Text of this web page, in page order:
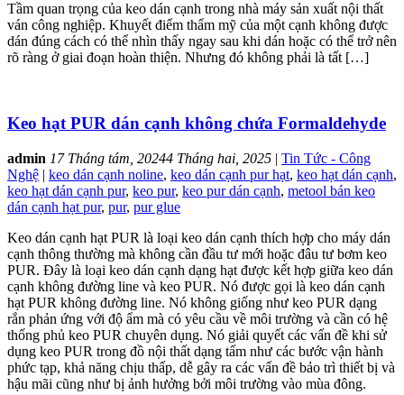
Tầm quan trọng của keo dán cạnh trong nhà máy sản xuất nội thất
ván công nghiệp. Khuyết điểm thẩm mỹ của một cạnh không được
dán đúng cách có thể nhìn thấy ngay sau khi dán hoặc có thể trở nên
rõ ràng ở giai đoạn hoàn thiện. Nhưng đó không phải là tất […]
Keo hạt PUR dán cạnh không chứa Formaldehyde
admin 17 Tháng tám, 20244 Tháng hai, 2025 | Tin Tức - Công
Nghệ | keo dán cạnh noline, keo dán cạnh pur hạt, keo hạt dán cạnh,
keo hạt dán cạnh pur, keo pur, keo pur dán cạnh, metool bán keo
dán cạnh hạt pur, pur, pur glue
Keo dán cạnh hạt PUR là loại keo dán cạnh thích hợp cho máy dán
cạnh thông thường mà không cần đầu tư mới hoặc đâu tư bơm keo
PUR. Đây là loại keo dán cạnh dạng hạt được kết hợp giữa keo dán
cạnh không đường line và keo PUR. Nó được gọi là keo dán cạnh
hạt PUR không đường line. Nó không giống như keo PUR dạng
rắn phản ứng với độ ẩm mà có yêu cầu về môi trường và cần có hệ
thống phủ keo PUR chuyên dụng. Nó giải quyết các vấn đề khi sử
dụng keo PUR trong đồ nội thất dạng tấm như các bước vận hành
phức tạp, khả năng chịu thấp, dễ gây ra các vấn đề bảo trì thiết bị và
hậu mãi cũng như bị ảnh hưởng bởi môi trường vào mùa đông.